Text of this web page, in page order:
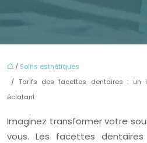
/ Soins esthétiques
/ Tarifs des facettes dentaires : un
éclatant
Imaginez transformer votre
vous. Les facettes